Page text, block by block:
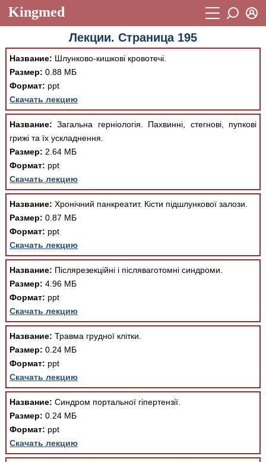
Kingmed
Учебный материал
Видеогалерея 899
Фотогалерея
Истории болезней 1268
Лекции и презентации
Аккредитационные тесты
Методические рекомендации
Научно-популярное
Статьи
Новости (244)
Медицинская стандартизация
Нормативы экстренной и неотложной помощи
Нормы лабораторных и инструментальных
исследований
Обратная связь
Добавить материал
FAQ
Логин (E-mail):
Пароль
Восстановить пароль
Регистрация
Лекции. Страница 195
Название: Шлунково-кишкові кровотечі.
Размер: 0.88 МБ
Формат: ppt
Скачать лекцию
Название: Загальна герніологія. Пахвинні, стегнові, пупкові
грижі та їх ускладнення.
Размер: 2.64 МБ
Формат: ppt
Скачать лекцию
Название: Хронічний панкреатит. Кiсти пiдшлункової залози.
Размер: 0.87 МБ
Формат: ppt
Скачать лекцию
Название: Післярезекційні і післяваготомні синдроми.
Размер: 4.96 МБ
Формат: ppt
Скачать лекцию
Название: Травма грудної клітки.
Размер: 0.24 МБ
Формат: ppt
Скачать лекцию
Название: Синдром портальної гіпертензії.
Размер: 0.24 МБ
Формат: ppt
Скачать лекцию